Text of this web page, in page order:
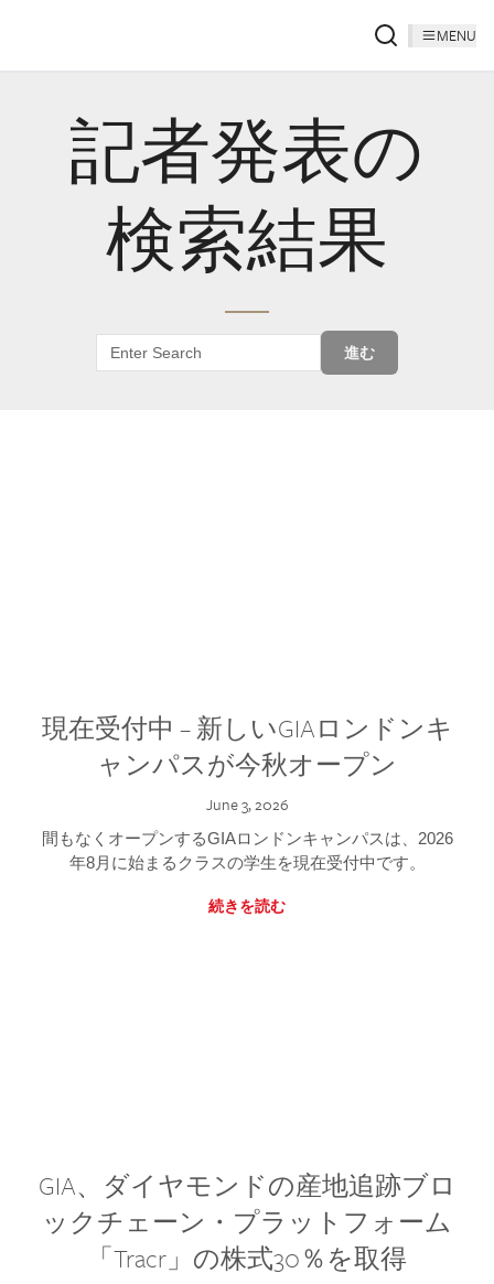
MENU
記者発表の
検索結果
進む
現在受付中 – 新しいGIAロンドンキ
ャンパスが今秋オープン
June 3, 2026
間もなくオープンするGIAロンドンキャンパスは、2026
年8月に始まるクラスの学生を現在受付中です。
続きを読む
GIA、ダイヤモンドの産地追跡ブロ
ックチェーン・プラットフォーム
「Tracr」の株式30％を取得